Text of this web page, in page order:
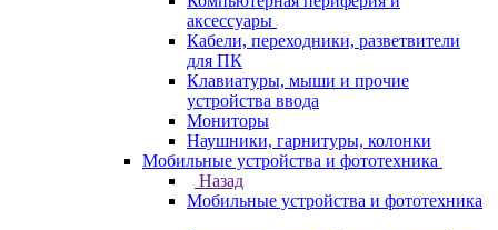
аксессуары
Кабели, переходники, разветвители
для ПК
Клавиатуры, мыши и прочие
устройства ввода
Мониторы
Наушники, гарнитуры, колонки
Мобильные устройства и фототехника
Назад
Мобильные устройства и фототехника